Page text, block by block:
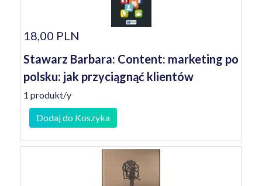
18,00 PLN
Stawarz Barbara: Content: marketing po
polsku: jak przyciągnąć klientów
1 produkt/y
Dodaj do Koszyka